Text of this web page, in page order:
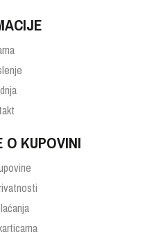
O KUPOVINI